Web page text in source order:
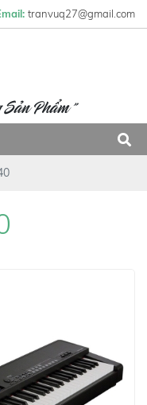
tranvuq27@gmail.com
Sản Phẩm "